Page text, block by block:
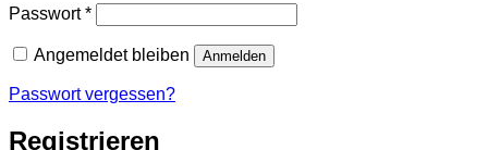
Passwort*Erforderlich
Angemeldet bleiben Anmelden
Passwort vergessen?
Registrieren